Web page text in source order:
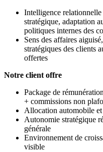
Intelligence
stratégique, adaptation
politiques internes des
Sens des affaires
stratégiques des clients
offertes
Notre client offre
Package de
+ commissions non
Allocation automobile
Autonomie stratégique
générale
Environnement de
visible